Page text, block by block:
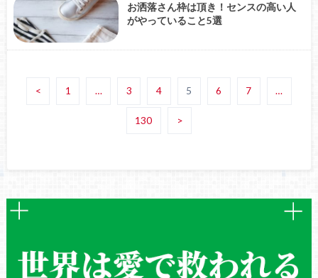
お洒落さん枠は頂き！センスの高い人
がやっていること5選
< 1 … 3 4 5 6 7 …
130 >